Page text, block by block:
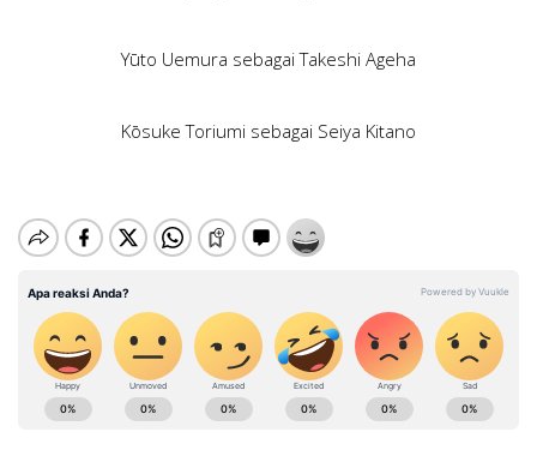
Yūto Uemura sebagai ​​Takeshi Ageha
Kōsuke Toriumi sebagai Seiya Kitano